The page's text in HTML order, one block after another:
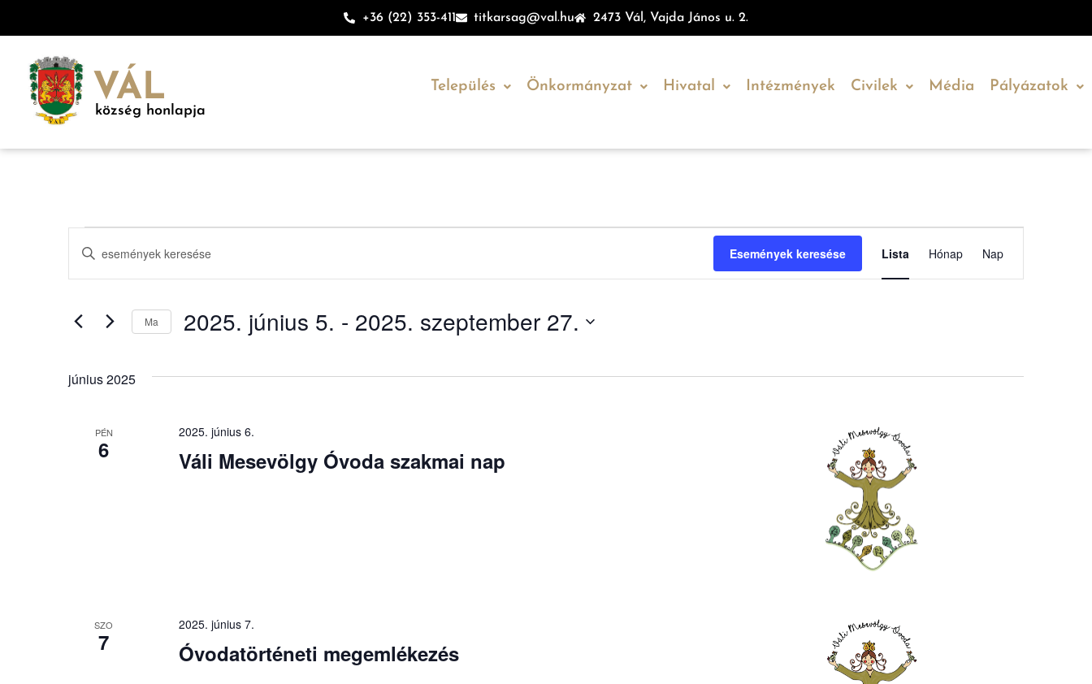
+36 (22) 353-411 titkarsag@val.hu 2473 Vál, Vajda János u. 2.
VÁL
község honlapja
Település Önkormányzat Hivatal Intézmények Civilek Média Pályázatok
Események
keresése
nézet
választás
Írja
be
keresőszót.
a
Események
a
keresőszóval.
Események keresése
nézet
Lista Hónap Nap
Ma 2025. június 5. - 2025. szeptember 27.
június 2025
PÉN
6 Váli Mesevölgy Óvoda szakmai nap
2025. június 6.
SZO
7 Óvodatörténeti megemlékezés
2025. június 7.